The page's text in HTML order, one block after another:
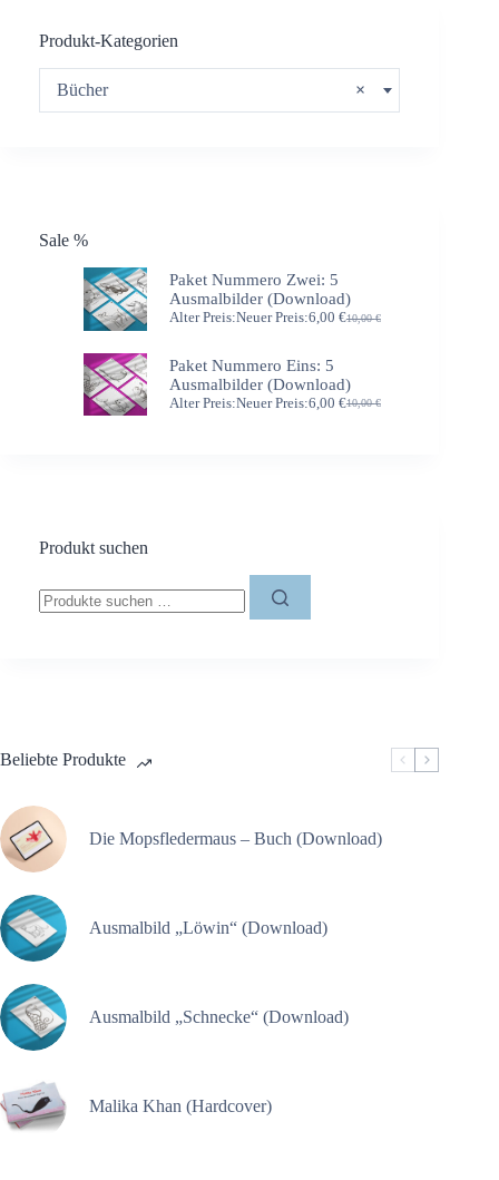
Produkt-Kategorien
×
Bücher
Sale %
Paket Nummero Zwei: 5
Ausmalbilder (Download)
Alter Preis: 10,00€
Ursprünglicher
war:
10,00 €
Neuer Preis:6,00 €
Aktueller
ist:
6,00 €.
Paket Nummero Eins: 5
Ausmalbilder (Download)
Alter Preis: 10,00€
Ursprünglicher
Neuer Preis:6,00 €
Aktueller
Produkt suchen
nach:
Beliebte Produkte
Die Mopsfledermaus – Buch (Download)
Ausmalbild „Löwin“ (Download)
Ausmalbild „Schnecke“ (Download)
Malika Khan (Hardcover)